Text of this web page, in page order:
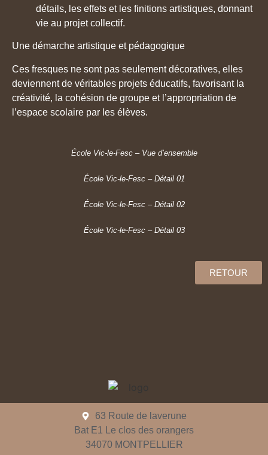
détails, les effets et les finitions artistiques, donnant
vie au projet collectif.
Une démarche artistique et pédagogique
Ces fresques ne sont pas seulement décoratives, elles
deviennent de véritables projets éducatifs, favorisant la
créativité, la cohésion de groupe et l’appropriation de
l’espace scolaire par les élèves.
École Vic-le-Fesc – Vue d’ensemble
École Vic-le-Fesc – Détail 01
École Vic-le-Fesc – Détail 02
École Vic-le-Fesc – Détail 03
RETOUR
63 Route de laverune
Bat E1 Le clos des orangers
34070 MONTPELLIER